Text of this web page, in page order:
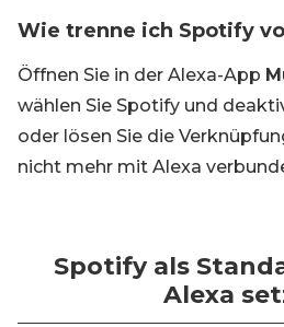
Wie trenne ich Spotify
Öffnen Sie in der Alexa-App
wählen Sie Spotify und
oder lösen Sie die
nicht mehr mit Alexa
Spotify als
Alexa